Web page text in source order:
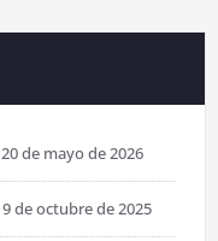
20 de mayo de 2026
9 de octubre de 2025